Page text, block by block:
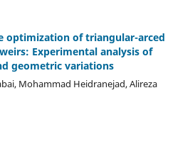
optimization of triangular-arced
Experimental analysis of
geometric variations
Mohammad Heidranejad, Alireza